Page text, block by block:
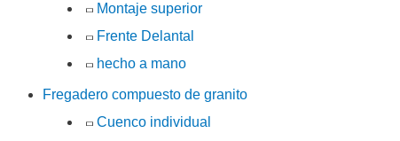
Montaje superior
Frente Delantal
hecho a mano
Fregadero compuesto de granito
Cuenco individual